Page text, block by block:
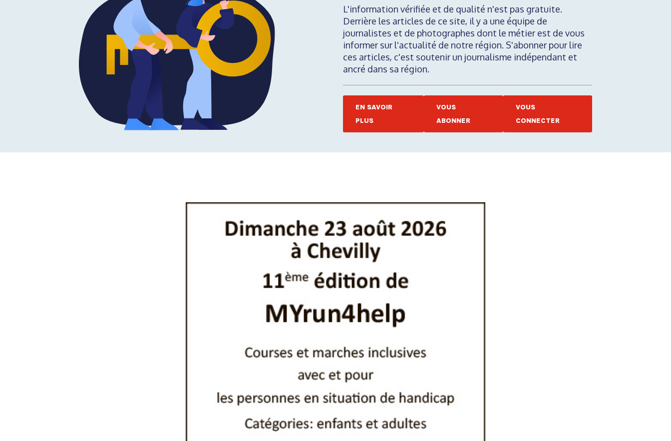
L'information vérifiée et de qualité n'est pas gratuite.
Derrière les articles de ce site, il y a une équipe de
journalistes et de photographes dont le métier est de vous
informer sur l'actualité de notre région. S'abonner pour lire
ces articles, c'est soutenir un journalisme indépendant et
ancré dans sa région.
EN SAVOIR
PLUS
VOUS
ABONNER
VOUS
CONNECTER